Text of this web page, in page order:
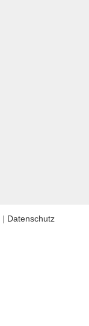
| Datenschutz